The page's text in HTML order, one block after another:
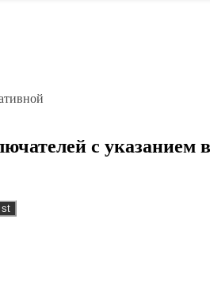
с указанием